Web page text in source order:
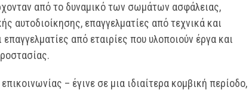
από το δυναμικό των σωμάτων ασφάλειας,
αυτοδιοίκησης, επαγγελματίες από τεχνικά και
από εταιρίες που υλοποιούν έργα και
– έγινε σε μια ιδιαίτερα κομβική περίοδο,